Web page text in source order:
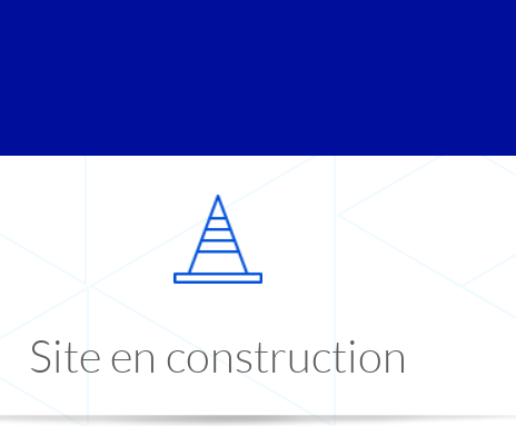
Site en construction